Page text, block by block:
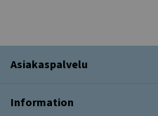
Asiakaspalvelu
Information